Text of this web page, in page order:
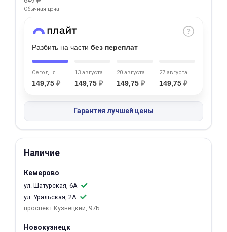
Обычная цена
Разбить на части без переплат
Сегодня
149,75 ₽
13 августа
149,75 ₽
20 августа
149,75 ₽
27 августа
149,75 ₽
Гарантия лучшей цены
Наличие
Кемерово
ул. Шатурская, 6А
ул. Уральская, 2А
проспект Кузнецкий, 97Б
Новокузнецк
выбранный способом
Оставшиеся
списыватьсяс вашей карты
по25%каждые 2 недели
об оплате Плайтом
недели
8 800 302-02-51